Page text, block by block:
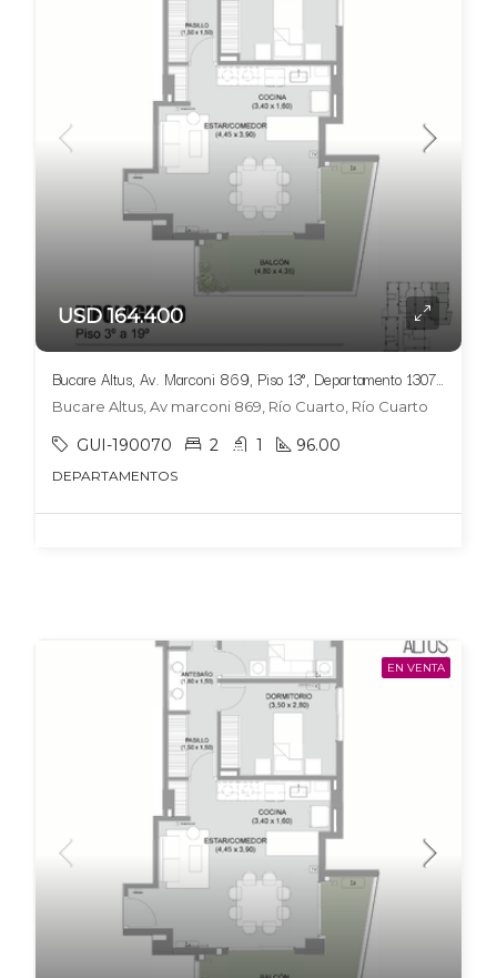
USD 164.400
Bucare Altus, Av. Marconi 869, Piso 13°, Departamento 1307 ,Tipologia 10
Bucare Altus, Av marconi 869, Río Cuarto, Río Cuarto
GUI-190070 2 1 96.00
DEPARTAMENTOS
EN VENTA